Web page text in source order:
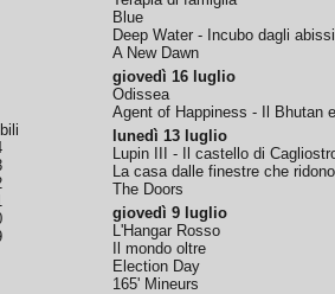
Blue
Deep Water - Incubo dagli abissi
A New Dawn
giovedì 16 luglio
Odissea
Agent of Happiness - Il Bhutan
lunedì 13 luglio
Lupin III - Il castello di
La casa dalle finestre che ridono
The Doors
giovedì 9 luglio
L'Hangar Rosso
Il mondo oltre
Election Day
165' Mineurs